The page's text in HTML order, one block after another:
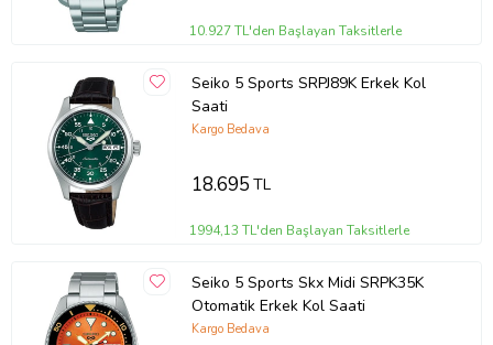
10.927 TL'den Başlayan Taksitlerle
Seiko 5 Sports SRPJ89K Erkek Kol
Saati
Kargo Bedava
18.695TL
1994,13 TL'den Başlayan Taksitlerle
Seiko 5 Sports Skx Midi SRPK35K
Otomatik Erkek Kol Saati
Kargo Bedava